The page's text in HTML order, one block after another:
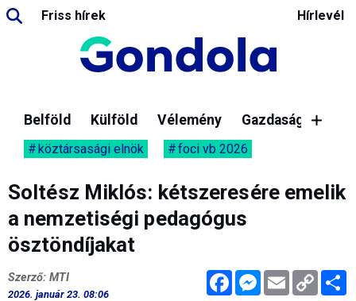
Friss hírek Hírlevél
Belföld Külföld Vélemény Gazdaság
köztársasági elnök foci vb 2026
Soltész Miklós: kétszeresére emelik
a nemzetiségi pedagógus
ösztöndíjakat
FacebookMessenger
Email Copy
Link
Szerző: MTI
2026. január 23. 08:06